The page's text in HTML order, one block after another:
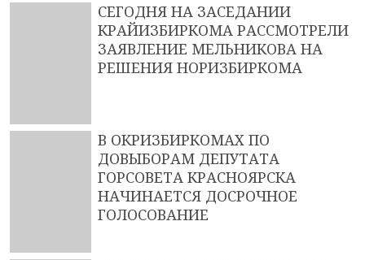
СЕГОДНЯ НА ЗАСЕДАНИИ
КРАЙИЗБИРКОМА РАССМОТРЕЛИ
ЗАЯВЛЕНИЕ МЕЛЬНИКОВА НА
РЕШЕНИЯ НОРИЗБИРКОМА
В ОКРИЗБИРКОМАХ ПО
ДОВЫБОРАМ ДЕПУТАТА
ГОРСОВЕТА КРАСНОЯРСКА
НАЧИНАЕТСЯ ДОСРОЧНОЕ
ГОЛОСОВАНИЕ